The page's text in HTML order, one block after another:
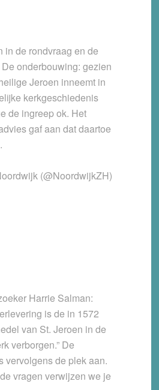
in de rondvraag en de
onderbouwing: gezien
Jeroen inneemt in
kerkgeschiedenis
de ingreep ok. Het
gaf aan dat daartoe
(@NoordwijkZH)
Harrie Salman:
is de in 1572
van St. Jeroen in de
verborgen.” De
vervolgens de plek aan.
vragen verwijzen we je